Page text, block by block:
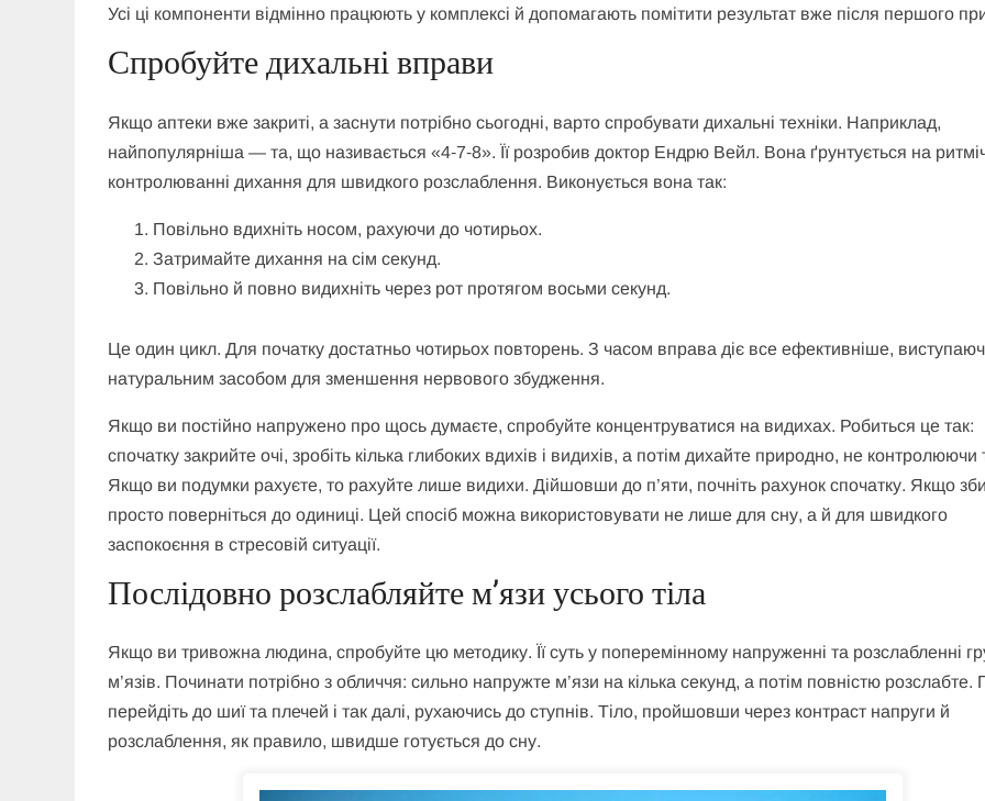
Усі ці компоненти відмінно працюють у комплексі й допомагають помітити результат вже після першого
Спробуйте дихальні вправи
Якщо аптеки вже закриті, а заснути потрібно сьогодні, варто спробувати дихальні техніки. Наприклад,
найпопулярніша — та, що називається «4‑7‑8». Її розробив доктор Ендрю Вейл. Вона ґрунтується на
контролюванні дихання для швидкого розслаблення. Виконується вона так:
Повільно вдихніть носом, рахуючи до чотирьох.
Затримайте дихання на сім секунд.
Повільно й повно видихніть через рот протягом восьми секунд.
Це один цикл. Для початку достатньо чотирьох повторень. З часом вправа діє все ефективніше,
натуральним засобом для зменшення нервового збудження.
Якщо ви постійно напружено про щось думаєте, спробуйте концентруватися на видихах. Робиться це так:
спочатку закрийте очі, зробіть кілька глибоких вдихів і видихів, а потім дихайте природно, не контролюючи
Якщо ви подумки рахуєте, то рахуйте лише видихи. Дійшовши до п’яти, почніть рахунок спочатку. Якщо
просто поверніться до одиниці. Цей спосіб можна використовувати не лише для сну, а й для швидкого
заспокоєння в стресовій ситуації.
Послідовно розслабляйте м’язи усього тіла
Якщо ви тривожна людина, спробуйте цю методику. Її суть у поперемінному напруженні та розслабленні
м’язів. Починати потрібно з обличчя: сильно напружте м’язи на кілька секунд, а потім повністю розслабте.
перейдіть до шиї та плечей і так далі, рухаючись до ступнів. Тіло, пройшовши через контраст напруги й
розслаблення, як правило, швидше готується до сну.